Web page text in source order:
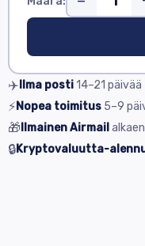
✈️Ilma posti14–21 päivää
⚡Nopea toimitus 5–9
🎁Ilmainen Airmailalkaen
🔒Kryptovaluutta-